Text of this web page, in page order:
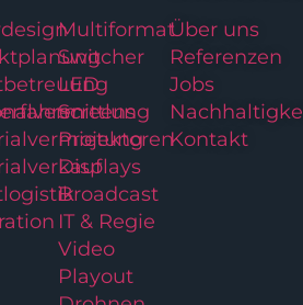
Multiformat
Switcher
LED
Screens
Projektoren
Displays
Broadcast
IT & Regie
Video
Playout
Über uns
Referenzen
Jobs
Kontakt